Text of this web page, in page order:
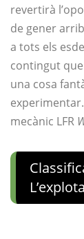
revertirà
de gener
a tots els
contingut
una cosa
mecànic LFR